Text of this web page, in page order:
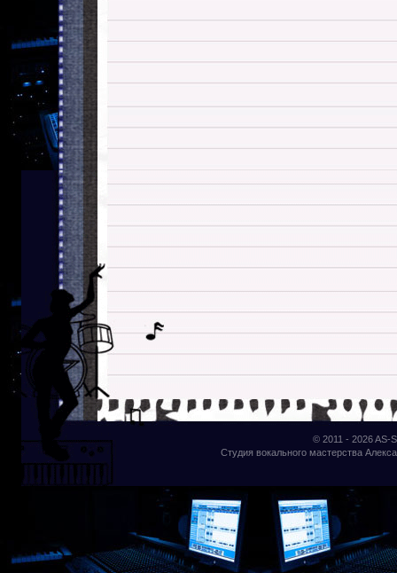
© 2011 - 2026AS-
Студия вокального мастерства